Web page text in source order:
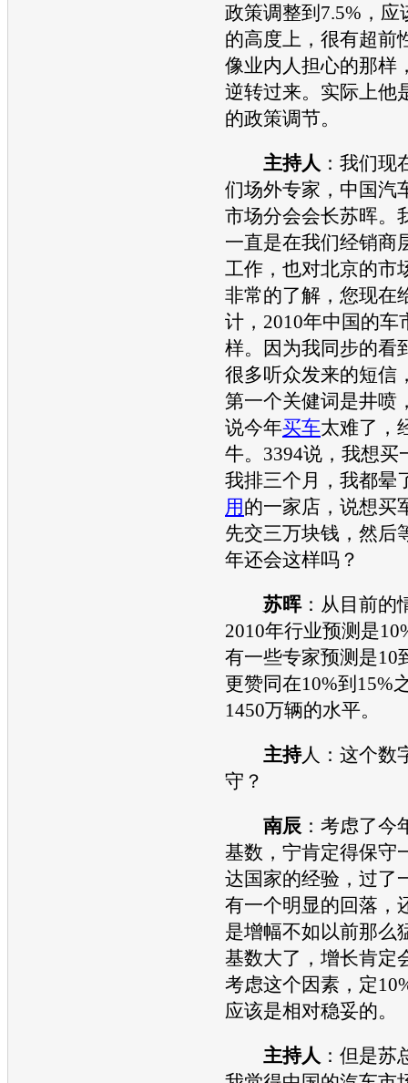
政策调整到7.5%，应
的高度上，很有超前
像业内人担心的那样
逆转过来。实际上他
的政策调节。
主持人 ：我们现
们场外专家，中国汽
市场分会会长苏晖。
一直是在我们经销商
工作，也对北京的市
非常的了解，您现在
计，2010年中国的车
样。因为我同步的看
很多听众发来的短信
第一个关健词是井喷
说今年买车太难了，
牛。3394说，我想买
我排三个月，我都晕
用的一家店，说想买
先交三万块钱，然后
年还会这样吗？
苏晖：从目前的
2010年行业预测是
有一些专家预测是10
更赞同在10%到15%
1450万辆的水平。
主持人：这个数
守？
南辰 ：考虑了今
基数，宁肯定得保守
达国家的经验，过了
有一个明显的回落，
是增幅不如以前那么
基数大了，增长肯定
考虑这个因素，定
应该是相对稳妥的。
主持人 ：但是苏